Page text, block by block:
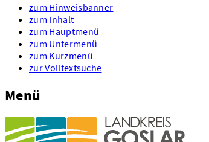
zum Hinweisbanner
zum Inhalt
zum Hauptmenü
zum Untermenü
zum Kurzmenü
zur Volltextsuche
Menü